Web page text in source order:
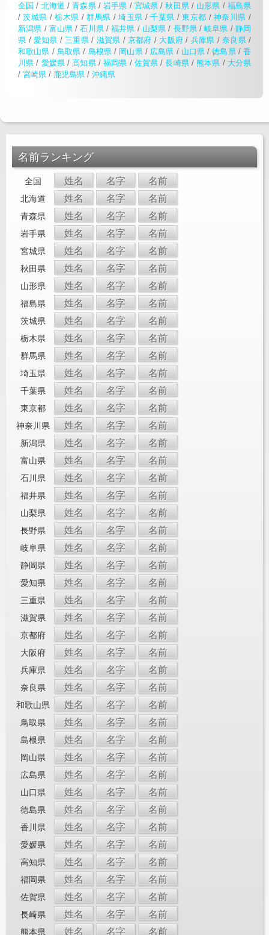
全国 / 北海道 /青森県/ 岩手県 / 宮城県 /秋田県/ 山形県 / 福島県
/茨城県 /栃木県 /群馬県 /埼玉県 /千葉県 /東京都 /神奈川県 /
新潟県 / 富山県 /石川県/福井県 / 山梨県 / 長野県/岐阜県 / 静岡
県 / 愛知県 /三重県 / 滋賀県 / 京都府 / 大阪府 / 兵庫県 / 奈良県/
和歌山県 / 鳥取県 / 島根県/ 岡山県/ 広島県 / 山口県 /徳島県/香
川県 / 愛媛県/高知県/ 福岡県 / 佐賀県 /長崎県/熊本県 / 大分県
/ 宮崎県 / 鹿児島県 / 沖縄県
名前ランキング
全国 姓名 名字 名前
北海道 姓名 名字 名前
青森県 姓名 名字 名前
岩手県 姓名 名字 名前
宮城県 姓名 名字 名前
秋田県 姓名 名字 名前
山形県 姓名 名字 名前
福島県 姓名 名字 名前
茨城県 姓名 名字 名前
栃木県 姓名 名字 名前
群馬県 姓名 名字 名前
埼玉県 姓名 名字 名前
千葉県 姓名 名字 名前
東京都 姓名 名字 名前
神奈川県 姓名 名字 名前
新潟県 姓名 名字 名前
富山県 姓名 名字 名前
石川県 姓名 名字 名前
福井県 姓名 名字 名前
山梨県 姓名 名字 名前
長野県 姓名 名字 名前
岐阜県 姓名 名字 名前
静岡県 姓名 名字 名前
愛知県 姓名 名字 名前
三重県 姓名 名字 名前
滋賀県 姓名 名字 名前
京都府 姓名 名字 名前
大阪府 姓名 名字 名前
兵庫県 姓名 名字 名前
奈良県 姓名 名字 名前
和歌山県 姓名 名字 名前
鳥取県 姓名 名字 名前
島根県 姓名 名字 名前
岡山県 姓名 名字 名前
広島県 姓名 名字 名前
山口県 姓名 名字 名前
徳島県 姓名 名字 名前
香川県 姓名 名字 名前
愛媛県 姓名 名字 名前
高知県 姓名 名字 名前
福岡県 姓名 名字 名前
佐賀県 姓名 名字 名前
長崎県 姓名 名字 名前
熊本県 姓名 名字 名前